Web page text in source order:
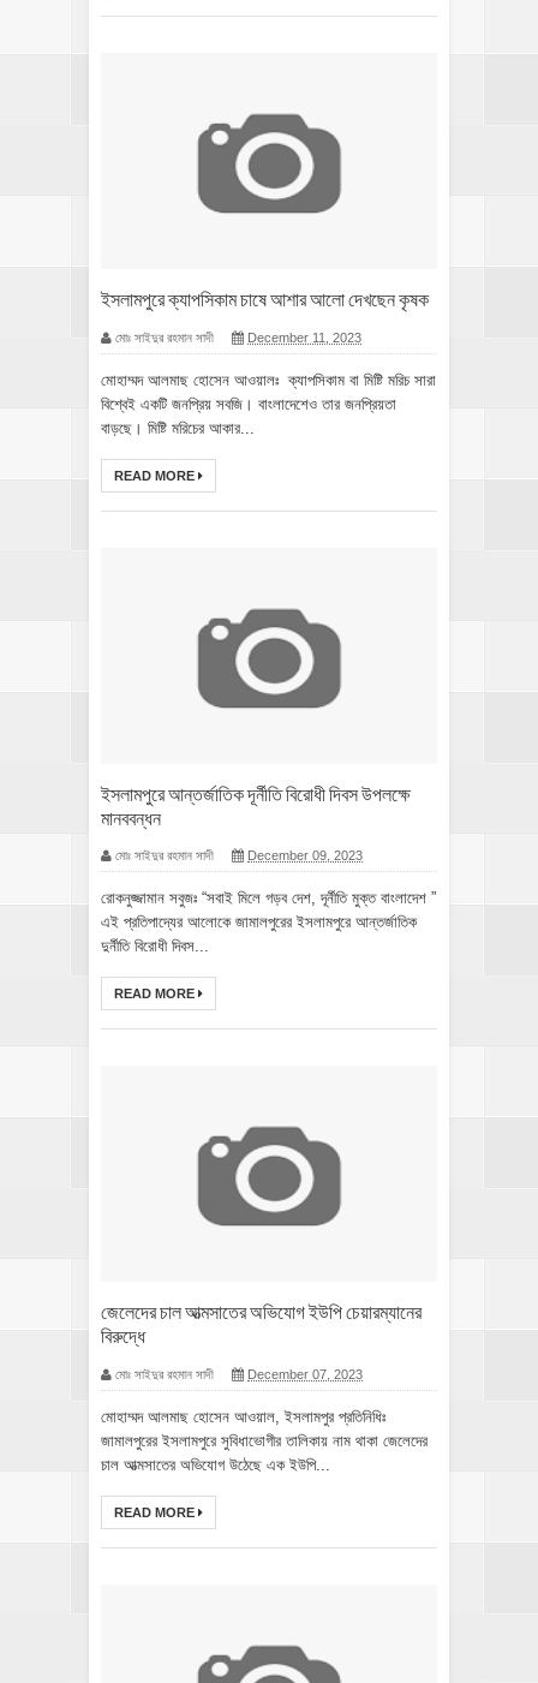
ইসলামপুরে ক্যাপসিকাম চাষে আশার আলো দেখছেন কৃষক
মোঃ সাইদুর রহমান সাদী December 11, 2023
মোহাম্মদ আলমাছ হোসেন আওয়ালঃ ক্যাপসিকাম বা মিষ্টি মরিচ সারা
বিশ্বেই একটি জনপ্রিয় সবজি। বাংলাদেশেও তার জনপ্রিয়তা
বাড়ছে। মিষ্টি মরিচের আকার...
READ MORE
ইসলামপুরে আন্তর্জাতিক দূর্নীতি বিরোধী দিবস উপলক্ষে
মানববন্ধন
মোঃ সাইদুর রহমান সাদী December 09, 2023
রোকনুজ্জামান সবুজঃ “সবাই মিলে গড়ব দেশ, দূর্নীতি মুক্ত বাংলাদেশ ”
এই প্রতিপাদ্যের আলোকে জামালপুরের ইসলামপুরে আন্তর্জাতিক
দুর্নীতি বিরোধী দিবস...
READ MORE
জেলেদের চাল আত্মসাতের অভিযোগ ইউপি চেয়ারম্যানের
বিরুদ্ধে
মোঃ সাইদুর রহমান সাদী December 07, 2023
মোহাম্মদ আলমাছ হোসেন আওয়াল, ইসলামপুর প্রতিনিধিঃ
জামালপুরের ইসলামপুরে সুবিধাভোগীর তালিকায় নাম থাকা জেলেদের
চাল আত্মসাতের অভিযোগ উঠেছে এক ইউপি...
READ MORE